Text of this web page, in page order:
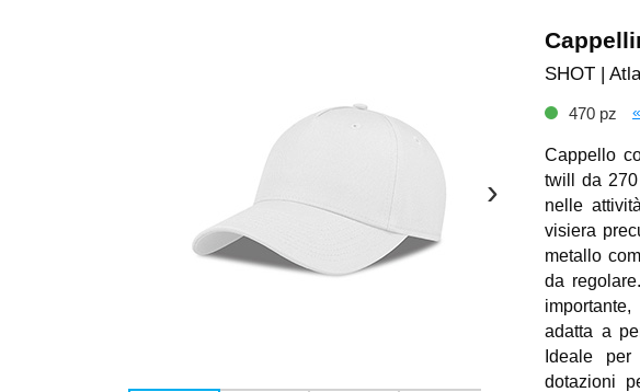
›
SHOT |
470 pz
Cappello
twill da 270
nelle
visiera
metallo
da
adatta a
Ideale per
dotazioni